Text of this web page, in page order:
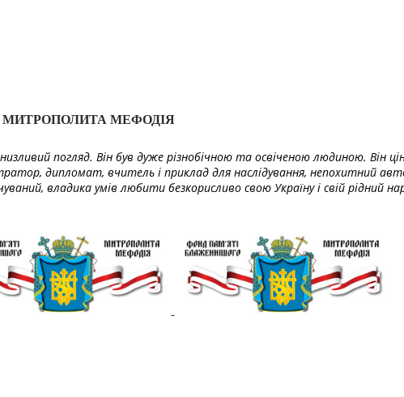
МЕФОДІЯ
погляд. Він був дуже різнобічною та освіченою людиною. Він
дипломат, вчитель і приклад для наслідування, непохитний
владика умів любити безкорисливо свою Україну і свій рідний